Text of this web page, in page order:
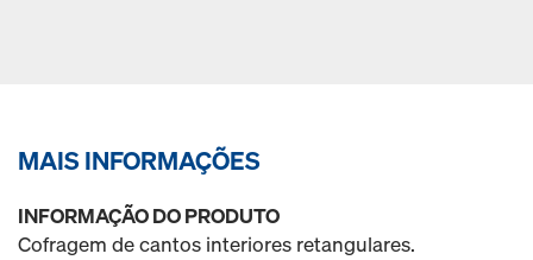
MAIS INFORMAÇÕES
INFORMAÇÃO DO PRODUTO
Cofragem de cantos interiores retangulares.